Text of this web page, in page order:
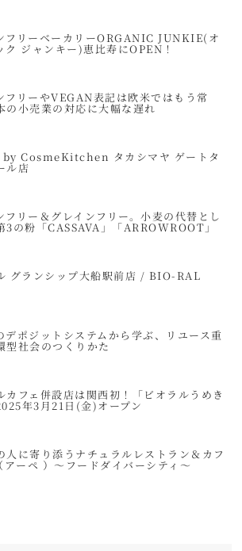
フリーベーカリーORGANIC JUNKIE(オ
ク ジャンキー)恵比寿にOPEN！
フリーやVEGAN表記は欧米ではもう常
の小売業の対応に大幅な遅れ
CosmeKitchen タカシマヤ ゲートタ
ル店
フリー＆グレインフリー。小麦の代替とし
3の粉「CASSAVA」「ARROWROOT」
グランシップ大船駅前店 / BIO-RAL
デポジットシステムから学ぶ、リユース重
型社会のつくりかた
カフェ併設店は関西初！「ビオラルうめき
年3月21日(金)オープン
人に寄り添うナチュラルレストラン＆カフ
アーペ ）～フードダイバーシティ～